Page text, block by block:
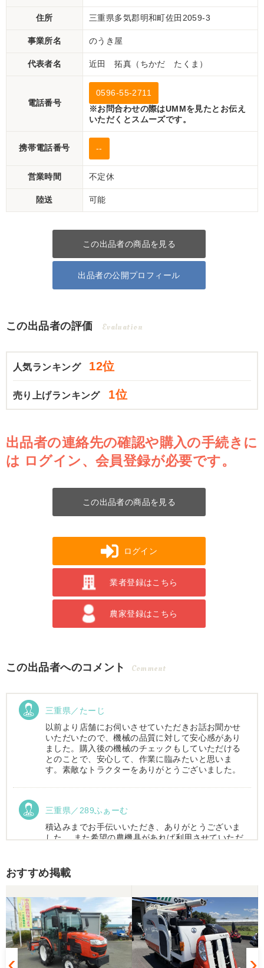
住所 三重県多気郡明和町佐田2059-3
事業所名 のうき屋
代表者名 近田 拓真（ちかだ たくま）
電話番号
0596-55-2711
※お問合わせの際はUMMを見たとお伝え
いただくとスムーズです。
携帯電話番号 --
営業時間 不定休
陸送 可能
この出品者の商品を見る
出品者の公開プロフィール
この出品者の評価 Evaluation
人気ランキング 12位
売り上げランキング 1位
出品者の連絡先の確認や購入の手続きに
は ログイン、会員登録が必要です。
この出品者の商品を見る
ログイン
業者登録はこちら
農家登録はこちら
この出品者へのコメント Comment
三重県／たーじ
以前より店舗にお伺いさせていただきお話お聞かせ
いただいたので、機械の品質に対して安心感があり
ました。購入後の機械のチェックもしていただける
とのことで、安心して、作業に臨みたいと思いま
す。素敵なトラクターをありがとうございました。
三重県／289ふぁーむ
積込みまでお手伝いいただき、ありがとうございま
した。 また希望の農機具があれば利用させていただ
この度はお世話になりました。また、機会があれば
よろしくお願いします。
三重県／ユウスケ
おすすめ掲載